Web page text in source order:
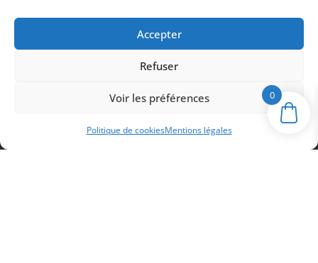
Accepter
Refuser
Voir les préférences
Politique de cookiesMentions légales
0